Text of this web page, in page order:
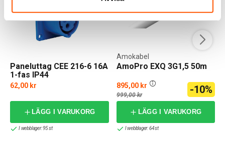
Paneluttag CEE 216-6 16A
1-fas IP44
62,00 kr
LÄGG I VARUKORG
I webblager: 95 st
AmoPro EXQ 3G1,5 50m
Amokabel
895,00 kr
999,00 kr -10%
LÄGG I VARUKORG
I webblager: 64 st